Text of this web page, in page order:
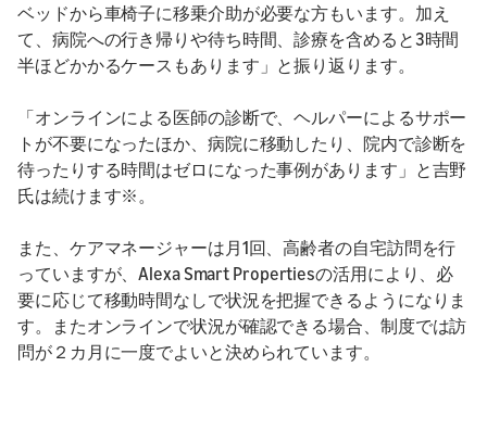
ベッドから車椅子に移乗介助が必要な方もいます。加え
て、病院への行き帰りや待ち時間、診療を含めると3時間
半ほどかかるケースもあります」と振り返ります。
「オンラインによる医師の診断で、ヘルパーによるサポー
トが不要になったほか、病院に移動したり、院内で診断を
待ったりする時間はゼロになった事例があります」と吉野
氏は続けます※。
また、ケアマネージャーは月1回、高齢者の自宅訪問を行
っていますが、Alexa Smart Propertiesの活用により、必
要に応じて移動時間なしで状況を把握できるようになりま
す。またオンラインで状況が確認できる場合、制度では訪
問が２カ月に一度でよいと決められています。